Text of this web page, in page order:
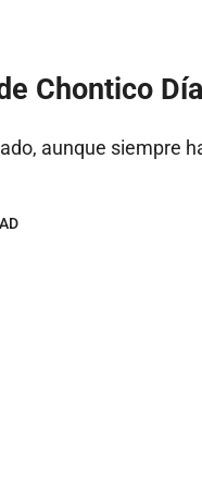
Chontico Día
aunque siempre